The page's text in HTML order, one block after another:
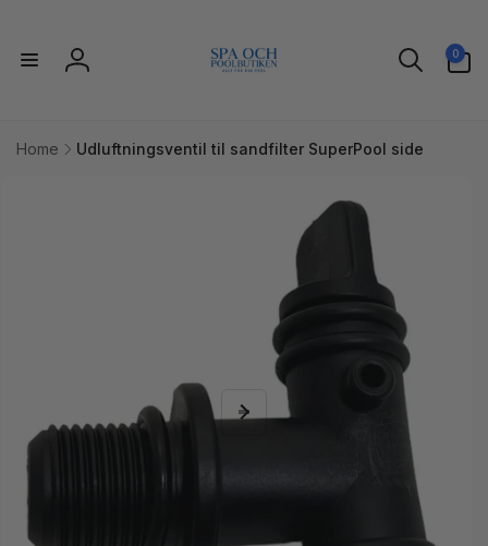
Log
0
varer
Home
Udluftningsventil til sandfilter SuperPool side